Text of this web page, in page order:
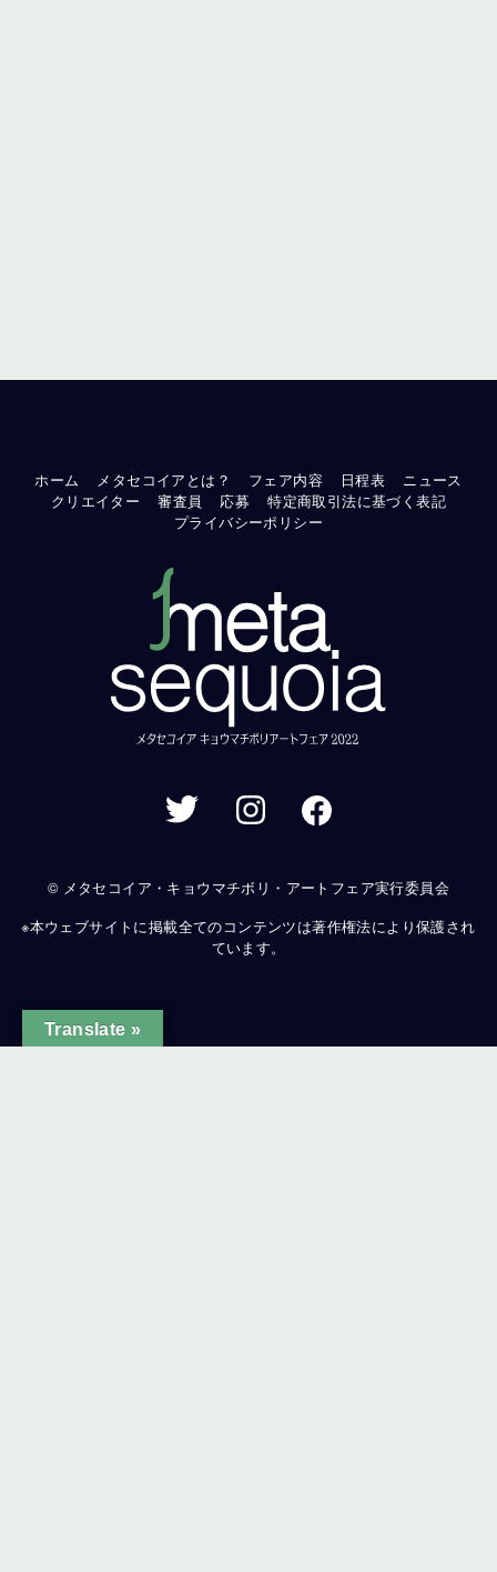
ホーム メタセコイアとは？ フェア内容 日程表
ニュース
クリエイター
審査員 応募
特定商取引法に基づく表記
プライバシーポリシー
© メタセコイア・キョウマチボリ・アートフェア実行委員会
※本ウェブサイトに掲載全てのコンテンツは著作権法により保護され
ています。
Translate »